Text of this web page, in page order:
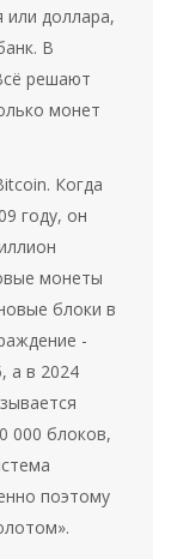
или доллара,
В
решают
монет
Когда
году, он
монеты
блоки в
-
а в 2024
000 блоков,
поэтому